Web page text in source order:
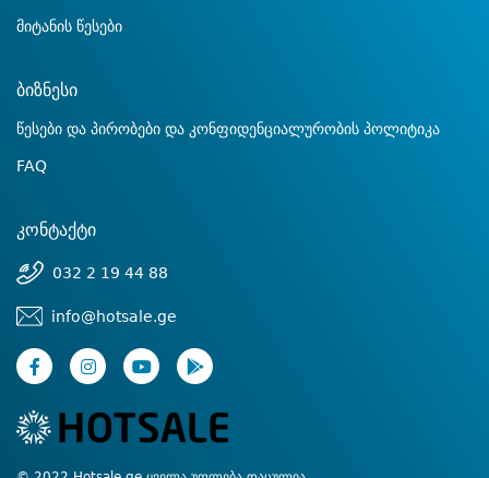
მიტანის წესები
ბიზნესი
წესები და პირობები და კონფიდენციალურობის პოლიტიკა
FAQ
კონტაქტი
032 2 19 44 88
info@hotsale.ge